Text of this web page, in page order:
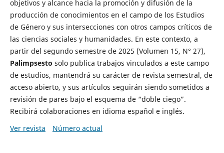
objetivos y alcance hacia la promoción y difusión de la
producción de conocimientos en el campo de los Estudios
de Género y sus intersecciones con otros campos críticos de
las ciencias sociales y humanidades. En este contexto, a
partir del segundo semestre de 2025 (Volumen 15, N° 27),
Palimpsesto solo publica trabajos vinculados a este campo
de estudios, mantendrá su carácter de revista semestral, de
acceso abierto, y sus artículos seguirán siendo sometidos a
revisión de pares bajo el esquema de “doble ciego”.
Recibirá colaboraciones en idioma español e inglés.
Ver revista
Número actual